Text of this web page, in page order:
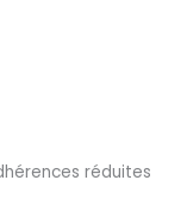
réduites